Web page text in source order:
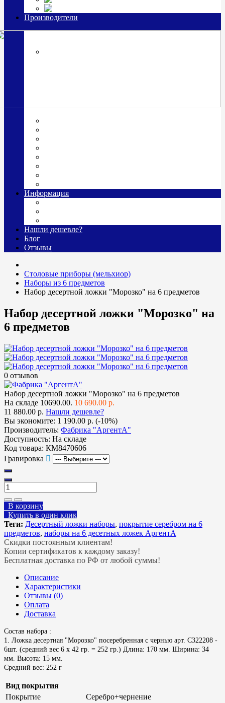
Производители
Информация
Нашли дешевле?
Блог
Отзывы
Столовые приборы (мельхиор)
Наборы из 6 предметов
Набор десертной ложки "Морозко" на 6 предметов
Набор десертной ложки "Морозко" на
6 предметов
0 отзывов
Набор десертной ложки "Морозко" на 6 предметов
На складе 10690.00. 10 690.00 р.
11 880.00 р. Нашли дешевле?
Вы экономите: 1 190.00 р. (-10%)
Производитель: Фабрика "АргентА"
Доступность: На складе
Код товара: КМ8470606
Гравировка
В корзину
Купить в один клик
Теги: Десертный ложки наборы, покрытие серебром на 6
предметов, наборы на 6 десетных ложек АргентА
Скидки постоянным клиентам!
Копии сертификатов к каждому заказу!
Бесплатная доставка по РФ от любой суммы!
Описание
Характеристики
Отзывы (0)
Оплата
Доставка
Состав набора :
1. Ложка десертная "Морозко" посеребренная с чернью арт. С322208 -
6шт. (средний вес 6 х 42 гр. = 252 гр.) Длина: 170 мм. Ширина: 34
мм. Высота: 15 мм.
Средний вес: 252 г
Вид покрытия
Покрытие
Серебро+чернение